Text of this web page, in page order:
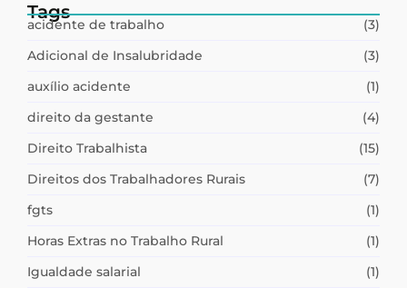
Tags
acidente de trabalho
(3)
Adicional de Insalubridade
(3)
auxílio acidente
(1)
direito da gestante
(4)
Direito Trabalhista
(15)
Direitos dos Trabalhadores Rurais
(7)
fgts
(1)
Horas Extras no Trabalho Rural
(1)
Igualdade salarial
(1)